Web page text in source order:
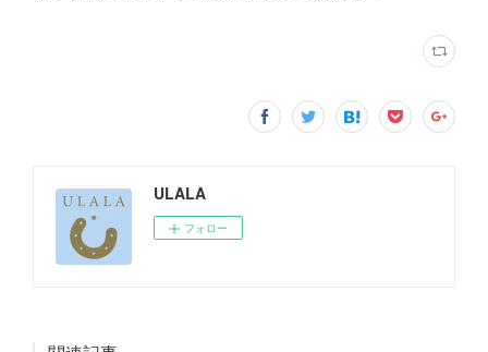
ULALA
フォロー